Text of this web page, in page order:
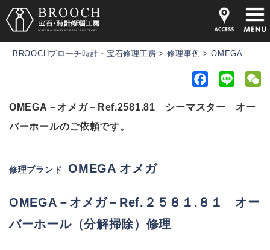
BROOCHブローチ時計・宝石修理工房 >修理事例 >OMEGA－オメガ－Ref.2581.81 シーマスター オーバーホールのご依頼です。
c
b
n
OMEGA－オメガ－Ref.2581.81 シーマスター オー
バーホールのご依頼です。
修理ブランド OMEGA オメガ
OMEGA－オメガ－ Ref.２５８１.８１ オー
バーホール（分解掃除）修理